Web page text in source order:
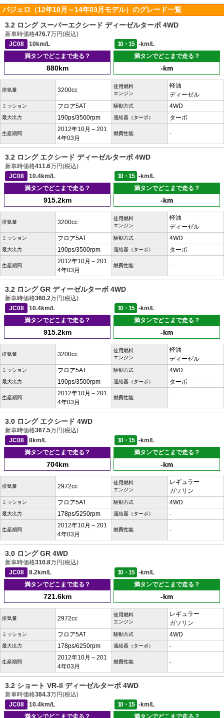
パジェロ（12年10月～14年03月モデル）のグレード一覧
3.2 ロング スーパーエクシード ディーゼルターボ 4WD
新車時価格476.7万円(税込)
JC08
10km/L 10・15
-km/L
満タンでどこまで走る？
880km
満タンでどこまで走る？
-km
排気量 3200cc
使用燃料
エンジン
軽油
ディーゼル
ミッション フロア5AT 駆動方式 4WD
最大出力 190ps/3500rpm 過給器（ターボ） ターボ
生産期間
2012年10月～201
4年03月
燃費性能 -
3.2 ロング エクシード ディーゼルターボ 4WD
新車時価格411.6万円(税込)
JC08
10.4km/L 10・15
-km/L
満タンでどこまで走る？
915.2km
満タンでどこまで走る？
-km
排気量 3200cc
使用燃料
エンジン
軽油
ディーゼル
ミッション フロア5AT 駆動方式 4WD
最大出力 190ps/3500rpm 過給器（ターボ） ターボ
生産期間
2012年10月～201
4年03月
燃費性能 -
3.2 ロング GR ディーゼルターボ 4WD
新車時価格360.2万円(税込)
JC08
10.4km/L 10・15
-km/L
満タンでどこまで走る？
915.2km
満タンでどこまで走る？
-km
排気量 3200cc
使用燃料
エンジン
軽油
ディーゼル
ミッション フロア5AT 駆動方式 4WD
最大出力 190ps/3500rpm 過給器（ターボ） ターボ
生産期間
2012年10月～201
4年03月
燃費性能 -
3.0 ロング エクシード 4WD
新車時価格367.5万円(税込)
JC08
8km/L 10・15
-km/L
満タンでどこまで走る？
704km
満タンでどこまで走る？
-km
排気量 2972cc
使用燃料
エンジン
レギュラー
ガソリン
ミッション フロア5AT 駆動方式 4WD
最大出力 178ps/5250rpm 過給器（ターボ） -
生産期間
2012年10月～201
4年03月
燃費性能 -
3.0 ロング GR 4WD
新車時価格310.8万円(税込)
JC08
8.2km/L 10・15
-km/L
満タンでどこまで走る？
721.6km
満タンでどこまで走る？
-km
排気量 2972cc
使用燃料
エンジン
レギュラー
ガソリン
ミッション フロア5AT 駆動方式 4WD
最大出力 178ps/6250rpm 過給器（ターボ） -
生産期間
2012年10月～201
4年03月
燃費性能 -
3.2 ショート VR-II ディーゼルターボ 4WD
新車時価格384.3万円(税込)
JC08
10.4km/L 10・15
-km/L